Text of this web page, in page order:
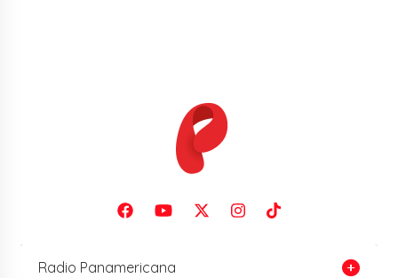
Radio Panamericana